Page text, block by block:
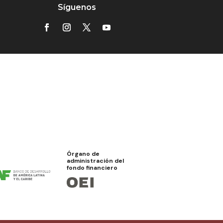
Síguenos
Órgano de
administración del
fondo financiero